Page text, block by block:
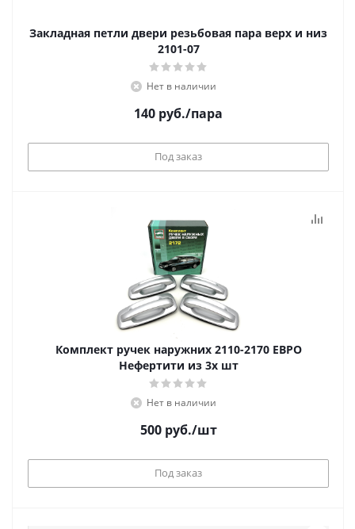
Закладная петли двери резьбовая пара верх и низ
2101-07
Нет в наличии
140 руб./пара
Под заказ
Комплект ручек наружних 2110-2170 ЕВРО
Нефертити из 3х шт
Нет в наличии
500руб./шт
Под заказ